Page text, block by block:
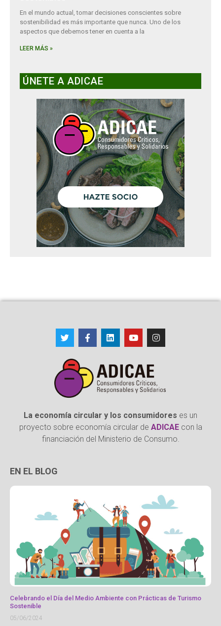
En el mundo actual, tomar decisiones conscientes sobre
sostenibilidad es más importante que nunca. Uno de los
aspectos que debemos tener en cuenta a la
LEER MÁS »
ÚNETE A ADICAE
La economía circular y los consumidores es un
proyecto sobre economía circular de ADICAEcon la
financiación del Ministerio de Consumo.
EN EL BLOG
Celebrando el Día del Medio Ambiente con Prácticas de Turismo
Sostenible
05/06/2024